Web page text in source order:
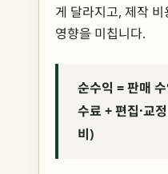
게 달라지고, 제작
영향을 미칩니다.
순수익 = 판매
수료 + 편집·교
비)